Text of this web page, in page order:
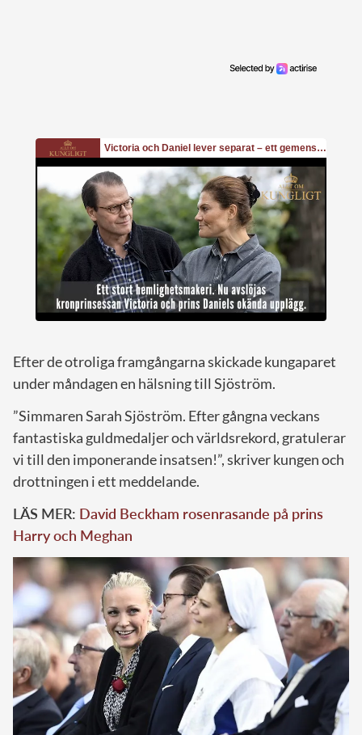
Efter de otroliga framgångarna skickade kungaparet
under måndagen en hälsning till Sjöström.
”Simmaren Sarah Sjöström. Efter gångna veckans
fantastiska guldmedaljer och världsrekord, gratulerar
vi till den imponerande insatsen!”, skriver kungen och
drottningen i ett meddelande.
LÄS MER: David Beckham rosenrasande på prins
Harry och Meghan